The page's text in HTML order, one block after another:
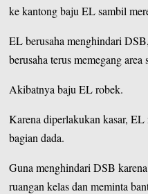
ke kantong baju EL sambil
EL berusaha menghindari
berusaha terus memegang
Akibatnya baju EL robek.
Karena diperlakukan kasar,
bagian dada.
Guna menghindari DSB
ruangan kelas dan meminta